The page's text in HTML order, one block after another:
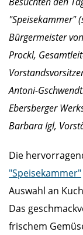
"Speisekammer"
Bürgermeister
Prockl,
Antoni-
Ebersberger
Barbara Igl,
Die
"Speisekammer"
Auswahl an
Das
frischem